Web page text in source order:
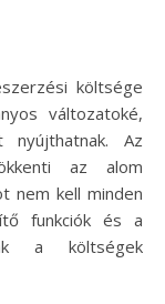
költsége
változatoké,
nyújthatnak. Az
az alom
nem kell minden
funkciók és a
a költségek